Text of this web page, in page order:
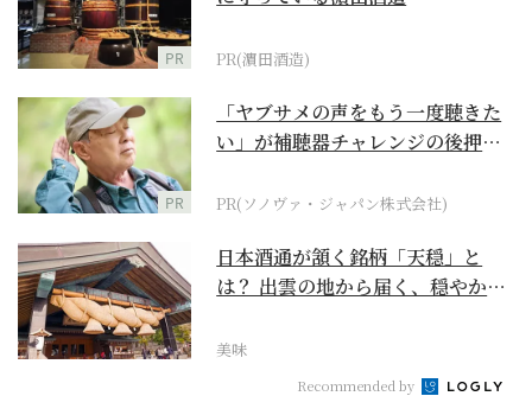
PR PR(濵田酒造)
PR
「ヤブサメの声をもう一度聴きた
い」が補聴器チャレンジの後押し
PR(ソノヴァ・ジャパン株式会社)
日本酒通が頷く銘柄「天穏」と
は？ 出雲の地から届く、穏やかで
美味
Recommended by